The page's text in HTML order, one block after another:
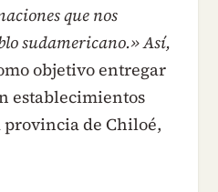
que nos
sudamericano.» Así,
objetivo entregar
establecimientos
provincia de Chiloé,